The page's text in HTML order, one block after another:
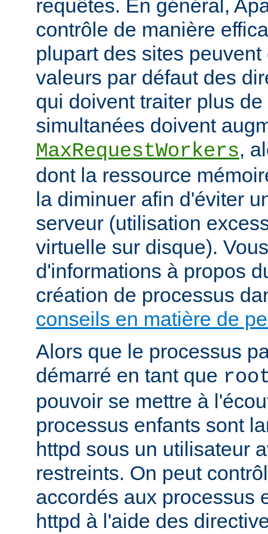
requêtes. En général,
contrôle de manière
plupart des sites
valeurs par défaut des
qui doivent traiter plus
simultanées doivent
MaxRequestWorkers,
dont la ressource
la diminuer afin d'éviter
serveur (utilisation
virtuelle sur disque).
d'informations à propos
création de processus
conseils en matière de
Alors que le processus
démarré en tant que
pouvoir se mettre à
processus enfants sont
httpd sous un utilisateur
restreints. On peut
accordés aux processus
httpd à l'aide des